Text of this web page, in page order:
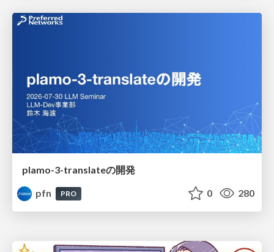
plamo-3-translateの開発
pfn
PRO 0 280